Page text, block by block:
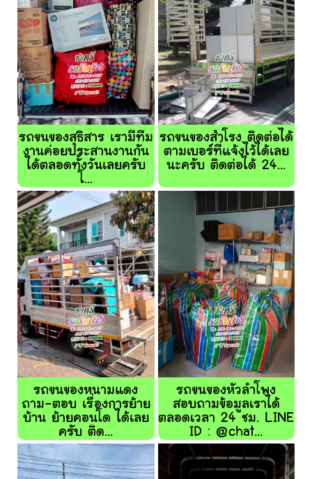
รถขนของสุธิสาร เรามีทีม
งานค่อยประสานงานกัน
ได้ตลอดทั้งวันเลยครับ
โ...
รถขนของสำโรง ติดต่อได้
ตามเบอร์ที่แจ้งไว้ได้เลย
นะครับ ติดต่อได้ 24...
รถขนของหนามแดง
ถาม-ตอบ เรื่องการย้าย
บ้าน ย้ายคอนโด ได้เลย
ครับ ติด...
รถขนของหัวลำโพง
สอบถามข้อมูลเราได้
ตลอดเวลา 24 ชม. LINE
ID : @chat...